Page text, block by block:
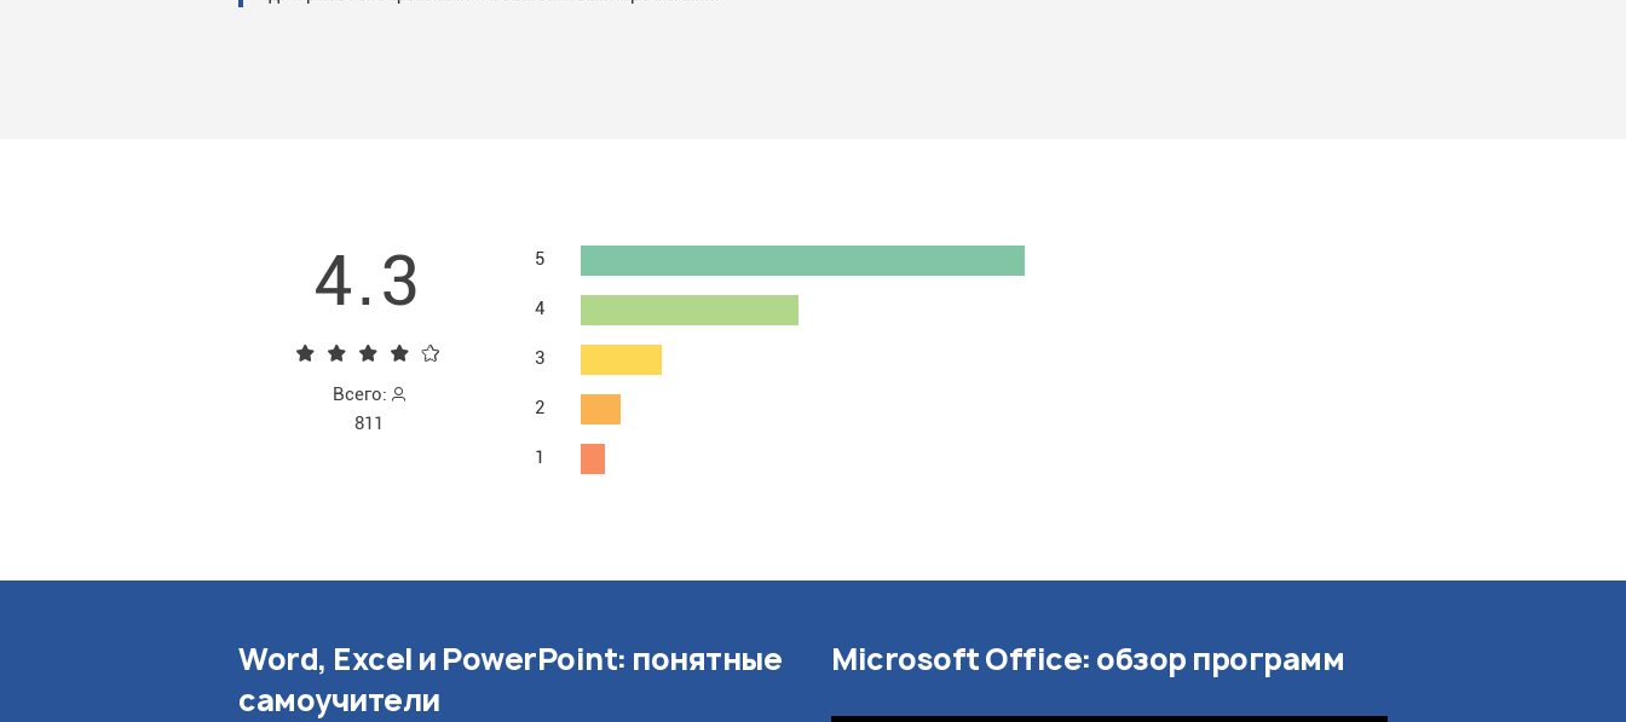
4.3
Всего:
811
5
4
3
2
1
Word, Excel и PowerPoint: понятные
самоучители
Microsoft Office: обзор программ